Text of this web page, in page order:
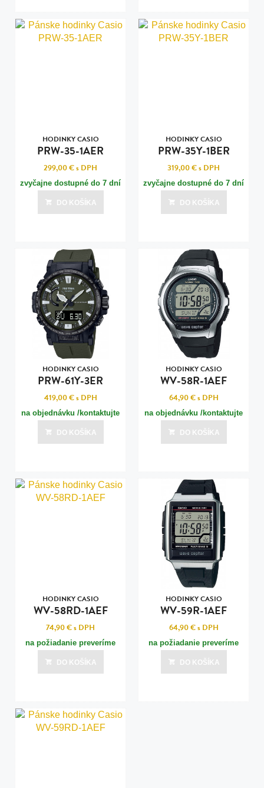
HODINKY CASIO
PRW-35-1AER
299,00 €s DPH
zvyčajne dostupné do 7 dní
DO KOŠÍKA
HODINKY CASIO
PRW-35Y-1BER
319,00 €s DPH
zvyčajne dostupné do 7 dní
DO KOŠÍKA
HODINKY CASIO
PRW-61Y-3ER
419,00 €s DPH
na objednávku /kontaktujte
nás pre termín dodania/
DO KOŠÍKA
HODINKY CASIO
WV-58R-1AEF
64,90 €s DPH
na objednávku /kontaktujte
nás pre termín dodania/
DO KOŠÍKA
HODINKY CASIO
WV-58RD-1AEF
74,90 €s DPH
na požiadanie preveríme
DO KOŠÍKA
HODINKY CASIO
WV-59R-1AEF
64,90 €s DPH
na požiadanie preveríme
DO KOŠÍKA